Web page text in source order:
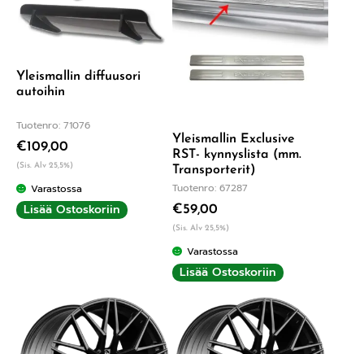
Yleismallin diffuusori
autoihin
Tuotenro: 71076
€109,00
(Sis. Alv 25,5%)
Varastossa
Lisää Ostoskoriin
Yleismallin Exclusive
RST- kynnyslista (mm.
Transporterit)
Tuotenro: 67287
€59,00
(Sis. Alv 25,5%)
Varastossa
Lisää Ostoskoriin